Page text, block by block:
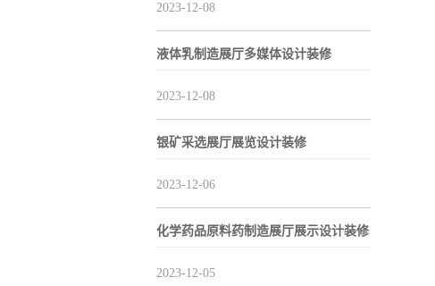
2023-12-08
液体乳制造展厅多媒体设计装修
2023-12-08
银矿采选展厅展览设计装修
2023-12-06
化学药品原料药制造展厅展示设计装修
2023-12-05